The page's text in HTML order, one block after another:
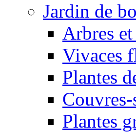
Jardin de
Arbres
Vivaces
Plantes
Plantes